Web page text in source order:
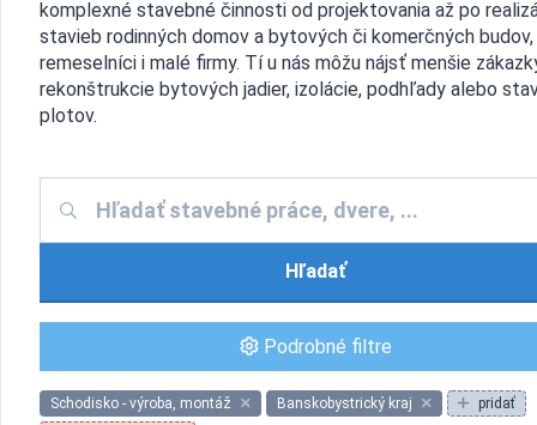
komplexné stavebné činnosti od projektovania až po
stavieb rodinných domov a bytových či komerčných
remeselníci i malé firmy. Tí u nás môžu nájsť menšie
rekonštrukcie bytových jadier, izolácie, podhľady alebo
plotov.
Hľadať
Podrobné filtre
Schodisko - výroba, montáž Banskobystrický kraj
pridať